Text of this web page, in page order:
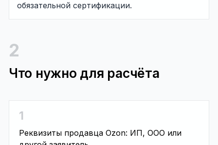
обязательной сертификации.
2
Что нужно для расчёта
1
Реквизиты продавца Ozon: ИП, ООО или